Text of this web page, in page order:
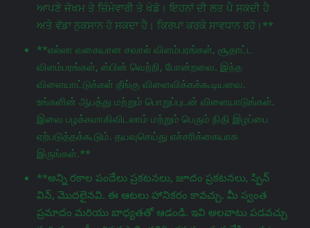
ਆਪਣੇ ਜੋਖਮ ਤੇ ਜ਼ਿੰਮੇਵਾਰੀ ਤੇ ਖੇਡੋ। ਇਹਨਾਂ ਦੀ ਲਤ ਪੈ ਸਕਦੀ ਹੈ
ਅਤੇ ਵੱਡਾ ਨੁਕਸਾਨ ਹੋ ਸਕਦਾ ਹੈ। ਕਿਰਪਾ ਕਰਕੇ ਸਾਵਧਾਨ ਰਹੋ।**
**எல்லா வகையான சவால் விளம்பரங்கள், சூதாட்ட
விளம்பரங்கள், ஸ்பின் வெற்றி, போன்றவை. இந்த
விளையாட்டுக்கள் தீங்கு விளைவிக்கக்கூடியவை.
உங்களின் ஆபத்து மற்றும் பொறுப்புடன் விளையாடுங்கள்.
இவை பழக்கமாகிவிடலாம் மற்றும் பெரும் நிதி இழப்பை
ஏற்படுத்தக்கூடும். தயவுசெய்து எச்சரிக்கையாக
இருங்கள்.**
**అన్ని రకాల పందేలు ప్రకటనలు, జూదం ప్రకటనలు, స్పిన్
విన్, మొదలైనవి. ఈ ఆటలు హానికరం కావచ్చు. మీ స్వంత
ప్రమాదం మరియు బాధ్యతతో ఆడండి. ఇవి అలవాటు పడవచ్చు